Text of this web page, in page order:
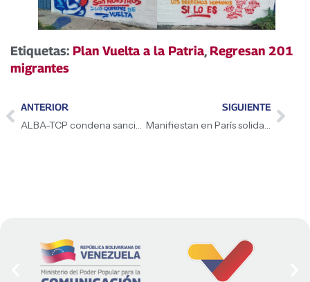
Etiquetas: Plan Vuelta a la Patria, Regresan 201
migrantes
ANTERIOR
ALBA-TCP condena sanciones impuestas contra el presidente Miguel Díaz-Canel
SIGUIENTE
Manifiestan en París solidaridad con los 252 venezolanos secuestrados